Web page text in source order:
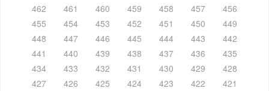
462
461 460 459 458 457
456
455
454 453 452 451 450
449
448
447 446 445 444 443
442
441
440 439 438 437 436
435
434
433 432 431 430 429
428
427
426 425 424 423 422
421